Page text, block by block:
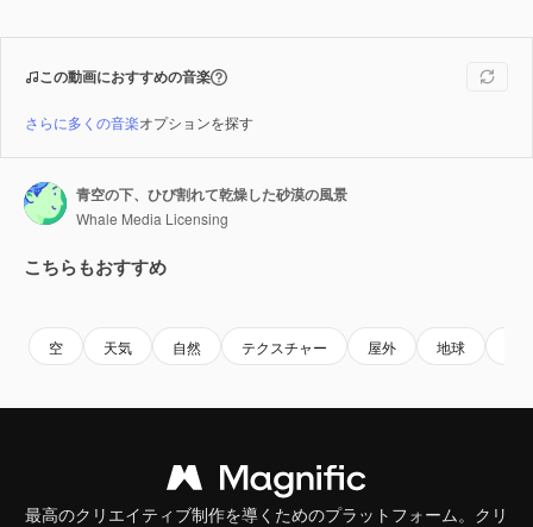
この動画におすすめの音楽
さらに多くの音楽オプションを探す
青空の下、ひび割れて乾燥した砂漠の風景
Whale Media Licensing
こちらもおすすめ
空 天気 自然 テクスチャー 屋外 地球
最高のクリエイティブ制作を導くためのプラットフォーム。クリ